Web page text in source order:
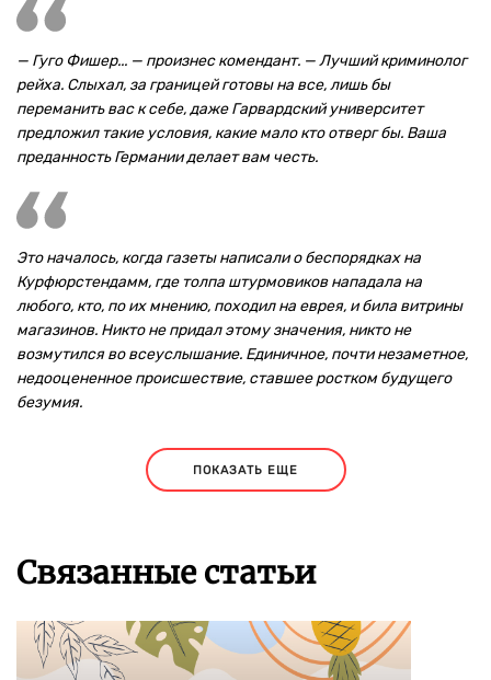
— Гуго Фишер... — произнес комендант. — Лучший криминолог
рейха. Слыхал, за границей готовы на все, лишь бы
переманить вас к себе, даже Гарвардский университет
предложил такие условия, какие мало кто отверг бы. Ваша
преданность Германии делает вам честь.
Это началось, когда газеты написали о беспорядках на
Курфюрстендамм, где толпа штурмовиков нападала на
любого, кто, по их мнению, походил на еврея, и била витрины
магазинов. Никто не придал этому значения, никто не
возмутился во всеуслышание. Единичное, почти незаметное,
недооцененное происшествие, ставшее ростком будущего
безумия.
ПОКАЗАТЬ ЕЩЕ
Связанные статьи